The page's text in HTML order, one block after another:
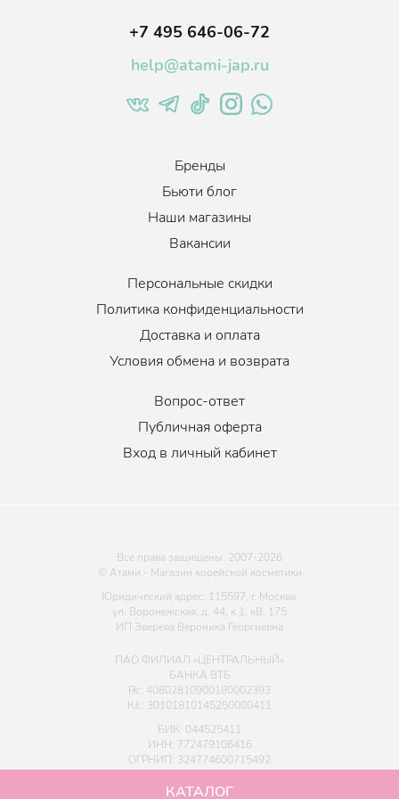
+7 495 646-06-72
help@atami-jap.ru
Бренды
Бьюти блог
Наши магазины
Вакансии
Персональные скидки
Политика конфиденциальности
Доставка и оплата
Условия обмена и возврата
Вопрос-ответ
Публичная оферта
Вход в личный кабинет
Все права защищены. 2007-2026
© Атами - Магазин корейской косметики
Юридический адрес: 115597, г. Москва,
ул. Воронежская, д. 44, к 1, кВ. 175
ИП Зверева Вероника Георгиевна
ПАО ФИЛИАЛ «ЦЕНТРАЛЬНЫЙ»
БАНКА ВТБ
Р/с: 40802810900180002393
К/с: 30101810145250000411
БИК: 044525411
ИНН: 772479106416
ОГРНИП: 324774600715492
КАТАЛОГ